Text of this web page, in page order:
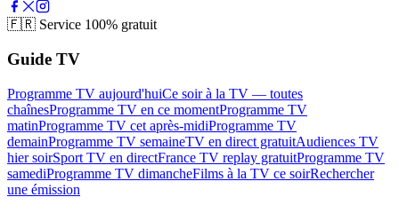
🇫🇷 Service 100% gratuit
Guide TV
Programme TV aujourd'huiCe soir à la TV — toutes
chaînesProgramme TV en ce momentProgramme TV
matinProgramme TV cet après-midiProgramme TV
demainProgramme TV semaineTV en direct gratuitAudiences TV
hier soirSport TV en directFrance TV replay gratuitProgramme TV
samediProgramme TV dimancheFilms à la TV ce soirRechercher
une émission